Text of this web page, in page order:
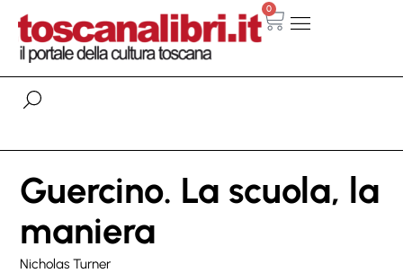
0
Guercino. La scuola, la
maniera
Nicholas Turner